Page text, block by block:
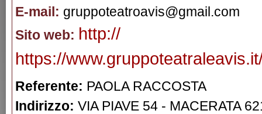
E-mail: gruppoteatroavis@gmail.com
Sito web: http://
https://
Referente: PAOLA RACCOSTA
Indirizzo: VIA PIAVE 54 - MACERATA